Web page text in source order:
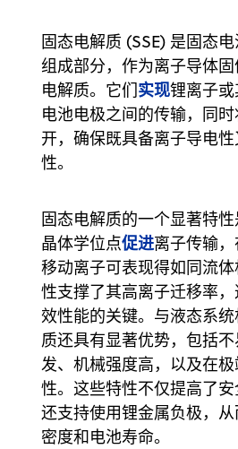
固态电解质 (SSE) 是固态
组成部分，作为离子导体
电解质。它们实现锂离子
电池电极之间的传输，同
开，确保既具备离子导电
性。
固态电解质的一个显著特
晶体学位点促进离子传输，
移动离子可表现得如同流
性支撑了其高离子迁移率
效性能的关键。与液态系
质还具有显著优势，包括
发、机械强度高，以及在
性。这些特性不仅提高了安
还支持使用锂金属负极，
密度和电池寿命。